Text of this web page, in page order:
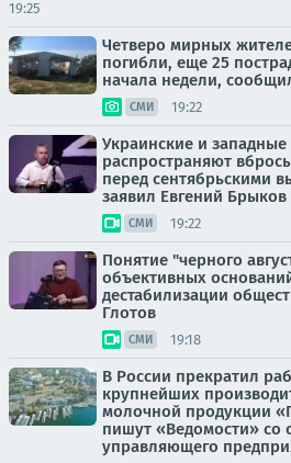
19:25
Четверо мирных
погибли, еще 25
начала недели,
СМИ 19:22
Украинские и
распространяют
перед сентябрьскими
заявил Евгений Брыков
СМИ 19:22
Понятие "черного
объективных
дестабилизации
Глотов
СМИ 19:18
В России прекратил
крупнейших
молочной продукции
пишут «Ведомости» со
управляющего